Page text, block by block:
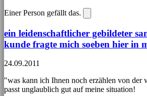
Einer Person gefällt das.
ein leidenschaftlicher gebildeter
kunde fragte mich soeben hier in
24.09.2011
"was kann ich Ihnen noch erzählen von der
passt unglaublich gut auf meine situation!